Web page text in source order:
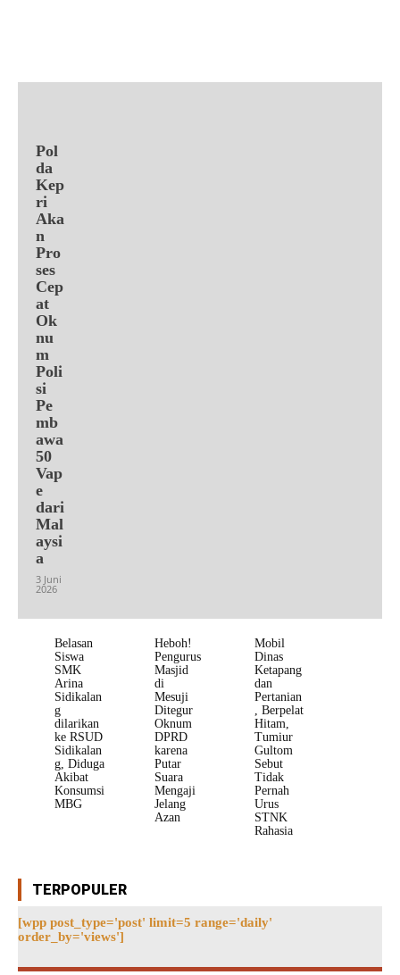
Pol
da
Kep
ri
Aka
n
Pro
ses
Cep
at
Ok
nu
m
Poli
si
Pe
mb
awa
50
Vap
e
dari
Mal
aysi
a
3 Juni
2026
Belasan
Siswa
SMK
Arina
Sidikalan
g
dilarikan
ke RSUD
Sidikalan
g, Diduga
Akibat
Konsumsi
MBG
Heboh!
Pengurus
Masjid
di
Mesuji
Ditegur
Oknum
DPRD
karena
Putar
Suara
Mengaji
Jelang
Azan
Mobil
Dinas
Ketapang
dan
Pertanian
, Berpelat
Hitam,
Tumiur
Gultom
Sebut
Tidak
Pernah
Urus
STNK
Rahasia
TERPOPULER
[wpp post_type='post' limit=5 range='daily'
order_by='views']